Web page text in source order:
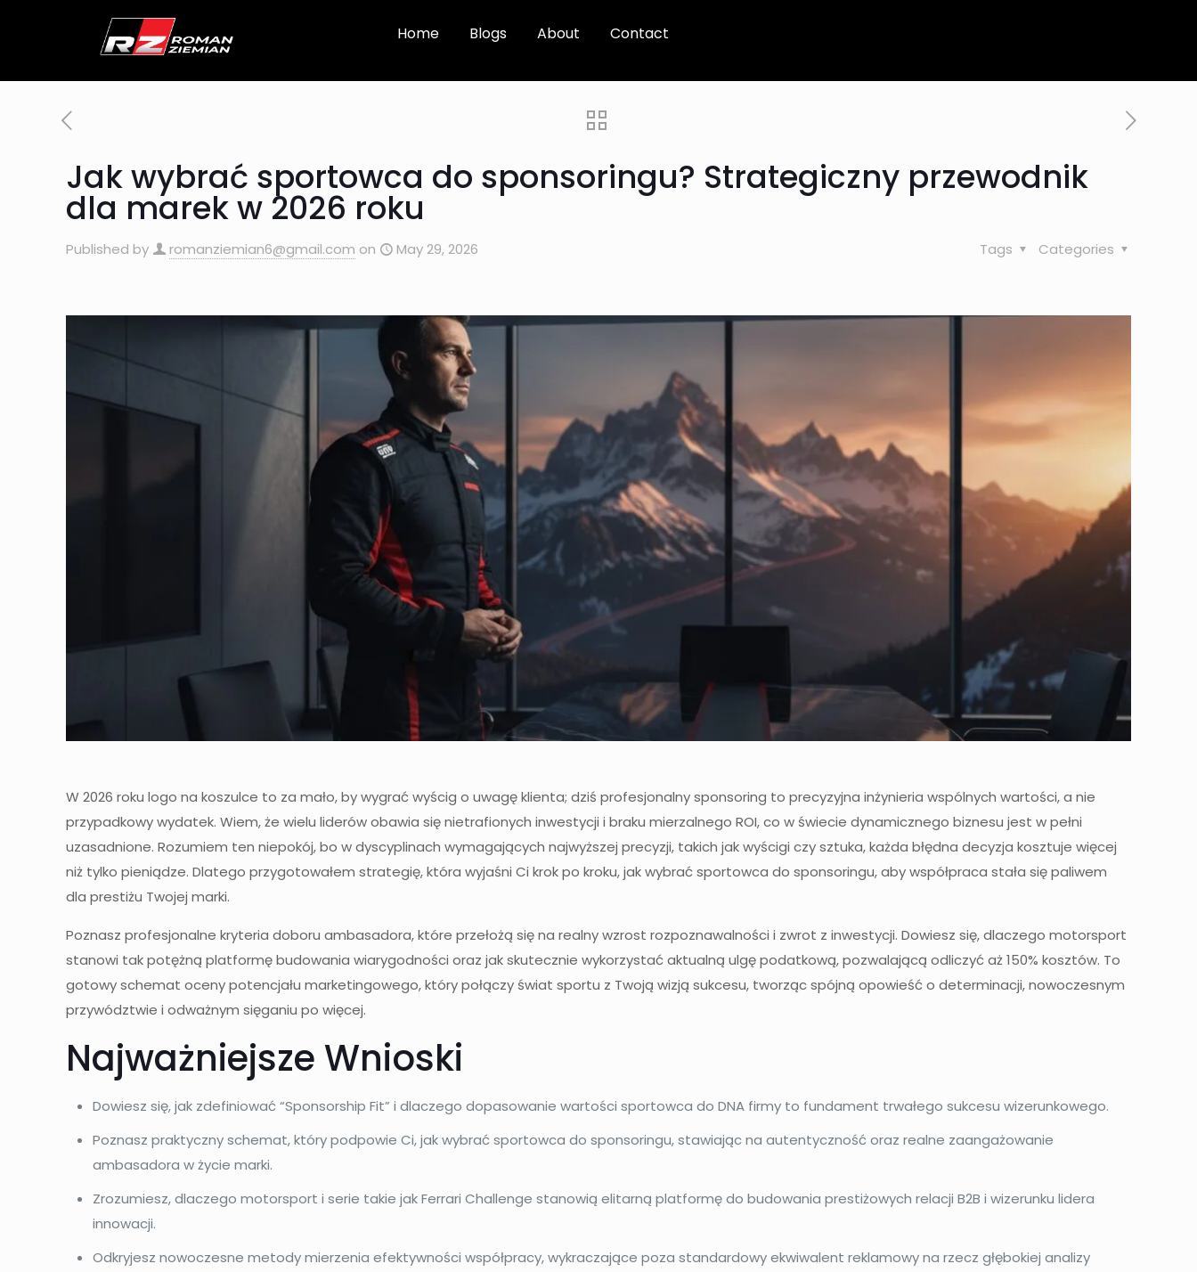
Home Blogs About Contact
Jak wybrać sportowca do sponsoringu? Strategiczny przewodnik
dla marek w 2026 roku
Published by romanziemian6@gmail.com on May 29, 2026 Categories
Tags
W 2026 roku logo na koszulce to za mało, by wygrać wyścig o uwagę klienta; dziś profesjonalny sponsoring to precyzyjna inżynieria wspólnych wartości, a nie
przypadkowy wydatek. Wiem, że wielu liderów obawia się nietrafionych inwestycji i braku mierzalnego ROI, co w świecie dynamicznego biznesu jest w pełni
uzasadnione. Rozumiem ten niepokój, bo w dyscyplinach wymagających najwyższej precyzji, takich jak wyścigi czy sztuka, każda błędna decyzja kosztuje więcej
niż tylko pieniądze. Dlatego przygotowałem strategię, która wyjaśni Ci krok po kroku, jak wybrać sportowca do sponsoringu, aby współpraca stała się paliwem
dla prestiżu Twojej marki.
Poznasz profesjonalne kryteria doboru ambasadora, które przełożą się na realny wzrost rozpoznawalności i zwrot z inwestycji. Dowiesz się, dlaczego motorsport
stanowi tak potężną platformę budowania wiarygodności oraz jak skutecznie wykorzystać aktualną ulgę podatkową, pozwalającą odliczyć aż 150% kosztów. To
gotowy schemat oceny potencjału marketingowego, który połączy świat sportu z Twoją wizją sukcesu, tworząc spójną opowieść o determinacji, nowoczesnym
przywództwie i odważnym sięganiu po więcej.
Najważniejsze Wnioski
Dowiesz się, jak zdefiniować “Sponsorship Fit” i dlaczego dopasowanie wartości sportowca do DNA firmy to fundament trwałego sukcesu wizerunkowego.
Poznasz praktyczny schemat, który podpowie Ci, jak wybrać sportowca do sponsoringu, stawiając na autentyczność oraz realne zaangażowanie
ambasadora w życie marki.
Zrozumiesz, dlaczego motorsport i serie takie jak Ferrari Challenge stanowią elitarną platformę do budowania prestiżowych relacji B2B i wizerunku lidera
innowacji.
Odkryjesz nowoczesne metody mierzenia efektywności współpracy, wykraczające poza standardowy ekwiwalent reklamowy na rzecz głębokiej analizy